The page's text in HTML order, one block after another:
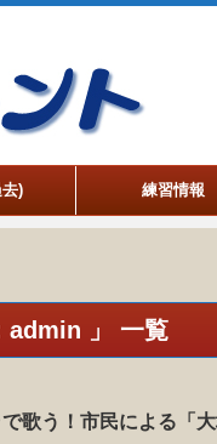
) 練習情報
admin 」 一覧
歌う！市民による「大